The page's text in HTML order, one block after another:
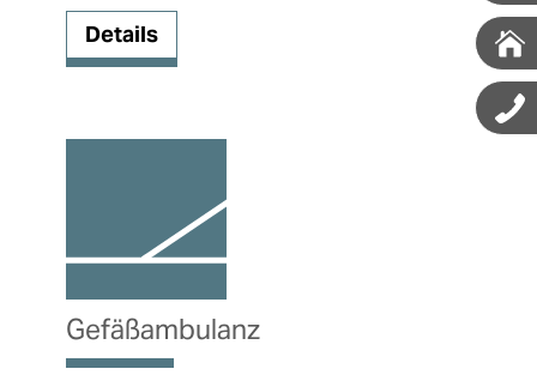
Details
Gefäßambulanz